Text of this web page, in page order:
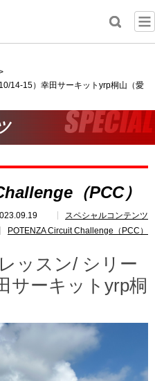
14-15）幸田サーキットyrp桐山（愛
（PCC）
スペシャルコンテンツ
POTENZA Circuit Challenge（PCC）
ッスン/ シリー
サーキットyrp桐